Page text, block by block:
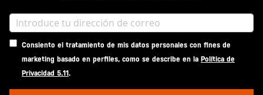
Consiento el tratamiento de mis datos personales con fines de
marketing basado en perfiles, como se describe en la Política de
Privacidad 5.11.